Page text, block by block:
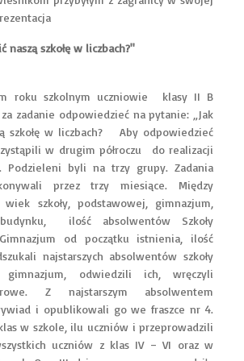
naszą szkołę w liczbach?"
szkolnym uczniowie klasy II B
zadanie odpowiedzieć na pytanie: „Jak
szkołę w liczbach? Aby odpowiedzieć
w drugim półroczu do realizacji
Podzieleni byli na trzy grupy. Zadania
przez trzy miesiące. Między
szkoły, podstawowej, gimnazjum,
budynku, ilość absolwentów Szkoły
od początku istnienia, ilość
najstarszych absolwentów szkoły
odwiedzili ich, wręczyli
Z najstarszym absolwentem
i opublikowali go we fraszce nr 4.
w szkole, ilu uczniów i przeprowadzili
uczniów z klas IV – VI oraz w